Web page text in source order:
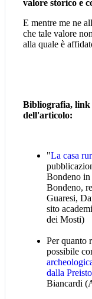
valore storico e
E mentre me ne
che tale valore
alla quale è
Bibliografia,
dell'articolo:
"La casa
Bondeno
Bondeno,
Guaresi,
sito
dei Mosti)
Per quanto
possibile
dalla
Biancardi